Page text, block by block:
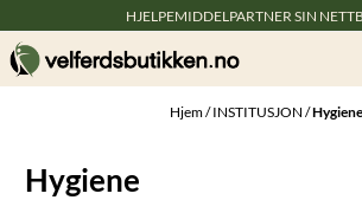
Hopp til innholdHJELPEMIDDELPARTNER SIN
Hjem/INSTITUSJON /Hygiene
Hygiene